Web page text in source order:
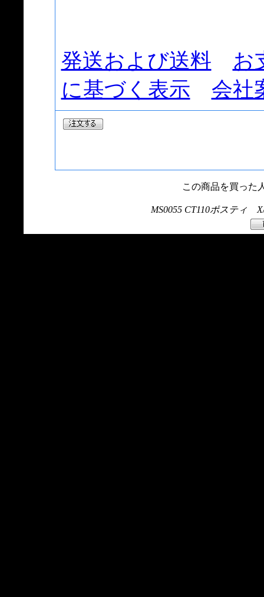
発送および送料
お
に基づく表示
会社
この商品を買った
MS0055 CT110ポスティ